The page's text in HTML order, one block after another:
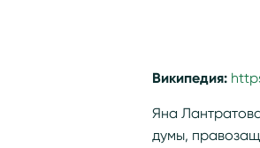
Википедия:
Яна
думы,